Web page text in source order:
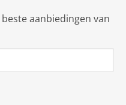
aanbiedingen van